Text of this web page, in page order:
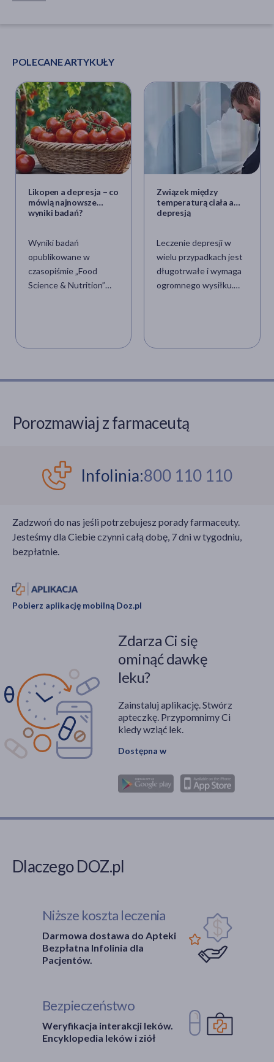
POLECANE ARTYKUŁY
Likopen a depresja – co
mówią najnowsze
wyniki badań?
Wyniki badań
opublikowane w
czasopiśmie „Food
Science & Nutrition”
inne czerwone owoce.
Związek między
temperaturą ciała a
depresją
Leczenie depresji w
wielu przypadkach jest
długotrwałe i wymaga
ogromnego wysiłku.
gorące kąpiele mogą
będzie powodowało
wspólnego z depresją?
Porozmawiaj z farmaceutą
Infolinia:800 110 110
Zadzwoń do nas jeśli potrzebujesz porady farmaceuty.
Jesteśmy dla Ciebie czynni całą dobę, 7 dni w tygodniu,
bezpłatnie.
Pobierz aplikację mobilną Doz.pl
Zdarza Ci się
ominąć dawkę
leku?
Zainstaluj aplikację. Stwórz
apteczkę. Przypomnimy Ci
kiedy wziąć lek.
Dostępna w
Dlaczego DOZ.pl
Niższe koszta leczenia
Darmowa dostawa do Apteki
Bezpłatna Infolinia dla
Pacjentów.
Bezpieczeństwo
Weryfikacja interakcji leków.
Encyklopedia leków i ziół